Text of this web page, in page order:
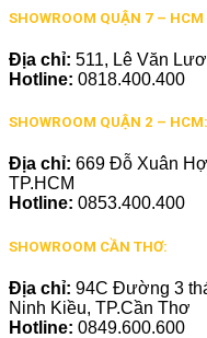
SHOWROOM QUẬN 7 – HCM
Địa chỉ: 511, Lê Văn
Hotline: 0818.400.400
SHOWROOM QUẬN 2 – HCM:
Địa chỉ: 669 Đỗ Xuân
TP.HCM
Hotline: 0853.400.400
SHOWROOM CẦN THƠ:
Địa chỉ: 94C Đường 3
Ninh Kiều, TP.Cần Thơ
Hotline: 0849.600.600